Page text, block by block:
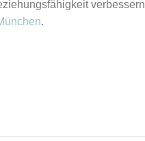
verbessern
.